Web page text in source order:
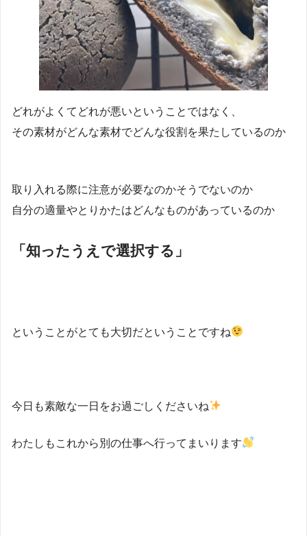
どれがよくてどれが悪いということではなく、
その素材がどんな素材でどんな役割を果たしているのか
取り入れる際に注意が必要なのかそうでないのか
自分の適量やとりかたはどんなものがあっているのか
「知ったうえで選択する」
ということがとても大切だということですね
今日も素敵な一日をお過ごしくださいね
わたしもこれから別の仕事へ行ってまいります